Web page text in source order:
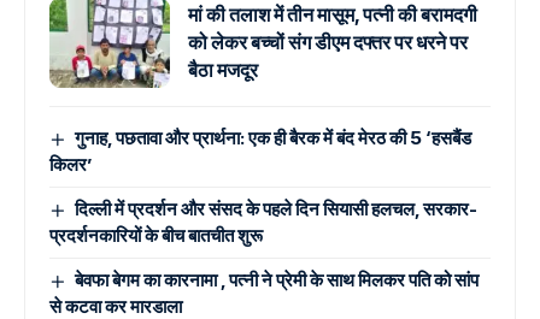
मां की तलाश में तीन मासूम, पत्नी की बरामदगी
को लेकर बच्चों संग डीएम दफ्तर पर धरने पर
बैठा मजदूर
गुनाह, पछतावा और प्रार्थना: एक ही बैरक में बंद मेरठ की 5 ‘हसबैंड
किलर’
दिल्ली में प्रदर्शन और संसद के पहले दिन सियासी हलचल, सरकार-
प्रदर्शनकारियों के बीच बातचीत शुरू
बेवफा बेगम का कारनामा , पत्नी ने प्रेमी के साथ मिलकर पति को सांप
से कटवा कर मारडाला